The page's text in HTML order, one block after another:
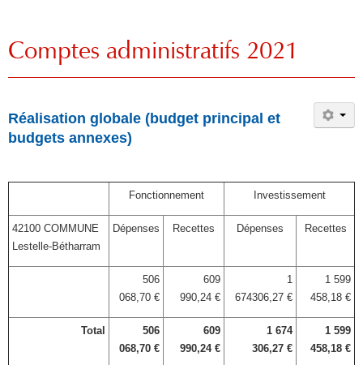
Comptes administratifs 2021
Réalisation globale (budget principal et
budgets annexes)
Fonctionnement Investissement
42100 COMMUNE
Lestelle-Bétharram
Dépenses Recettes Dépenses Recettes
506
068,70 €
609
990,24 €
1
674306,27 €
1 599
458,18 €
Total
506
068,70 €
609
990,24 €
1 674
306,27 €
1 599
458,18 €